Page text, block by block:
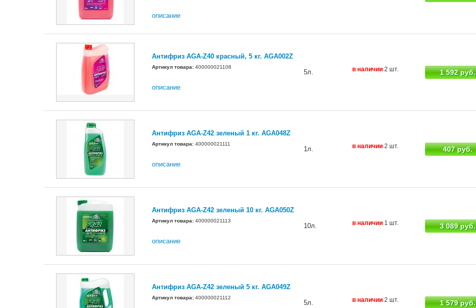
описание
Антифриз AGA-Z40 красный, 5 кг. AGA002Z
Артикул товара: 400000021108
описание
5л. в наличии 2 шт. 1 592 руб.
Антифриз AGA-Z42 зеленый 1 кг. AGA048Z
Артикул товара: 400000021111
описание
1л. в наличии 2 шт. 407 руб.
Антифриз AGA-Z42 зеленый 10 кг. AGA050Z
Артикул товара: 400000021113
описание
10л. в наличии 1 шт. 3 089 руб.
Антифриз AGA-Z42 зеленый 5 кг. AGA049Z
Артикул товара: 400000021112
5л. в наличии 2 шт. 1 579 руб.